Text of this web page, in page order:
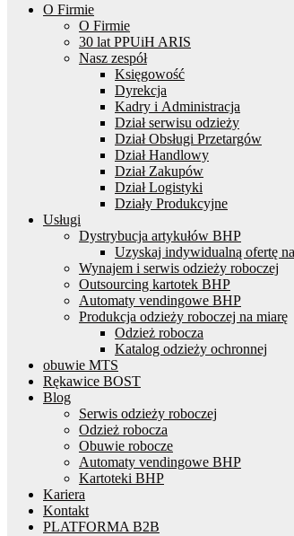
O Firmie
O Firmie
30 lat PPUiH ARIS
Nasz zespół
Księgowość
Dyrekcja
Kadry i Administracja
Dział serwisu odzieży
Dział Obsługi Przetargów
Dział Handlowy
Dział Zakupów
Dział Logistyki
Działy Produkcyjne
Usługi
Dystrybucja artykułów BHP
Uzyskaj indywidualną ofertę
Wynajem i serwis odzieży roboczej
Outsourcing kartotek BHP
Automaty vendingowe BHP
Produkcja odzieży roboczej na miarę
Odzież robocza
Katalog odzieży ochronnej
obuwie MTS
Rękawice BOST
Blog
Serwis odzieży roboczej
Odzież robocza
Obuwie robocze
Automaty vendingowe BHP
Kartoteki BHP
Kariera
Kontakt
PLATFORMA B2B